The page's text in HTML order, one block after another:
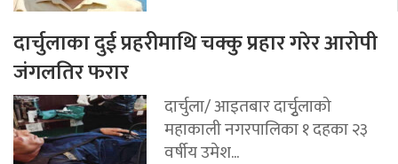
दार्चुलाका दुई प्रहरीमाथि चक्कु प्रहार गरेर आरोपी
जंगलतिर फरार
दार्चुला/ आइतबार दार्चुृलाको
महाकाली नगरपालिका १ दहका २३
वर्षीय उमेश...